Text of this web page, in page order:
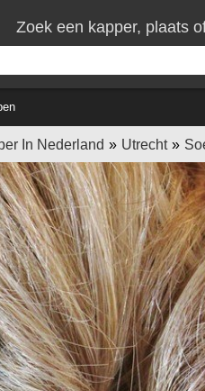
Zoek een kapper, plaats
In Nederland Utrecht